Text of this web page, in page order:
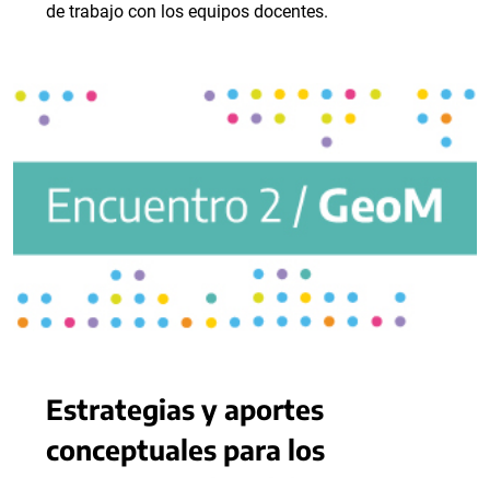
de trabajo con los equipos docentes.
Estrategias y aportes
conceptuales para los